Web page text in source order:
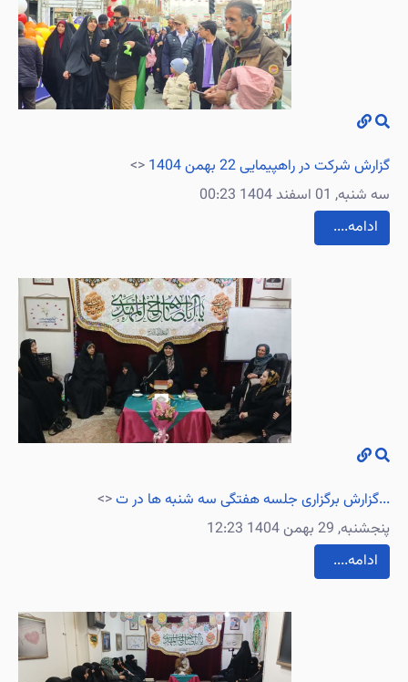
<>
گزارش شرکت در راهپیمایی 22 بهمن 1404
سه شنبه, 01 اسفند 1404 00:23
....ادامه
<>
گزارش برگزاری جلسه هفتگی سه شنبه ها در ت...
پنجشنبه, 29 بهمن 1404 12:23
....ادامه